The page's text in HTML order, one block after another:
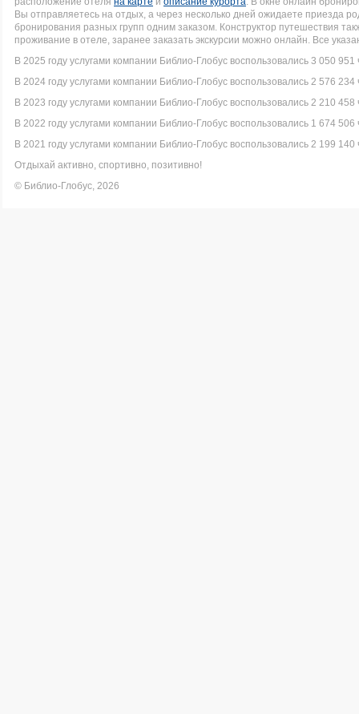
Вы отправляетесь на отдых, а через несколько дней ожидаете приезда
бронирования разных групп одним заказом. Конструктор путешествия
проживание в отеле, заранее заказать экскурсии можно онлайн. Все
В 2025 году услугами компании Библио-Глобус воспользовались 3 050 951
В 2024 году услугами компании Библио-Глобус воспользовались 2 576 234
В 2023 году услугами компании Библио-Глобус воспользовались 2 210 458
В 2022 году услугами компании Библио-Глобус воспользовались 1 674 506
В 2021 году услугами компании Библио-Глобус воспользовались 2 199 140
Отдыхай активно, спортивно, позитивно!
© Библио-Глобус, 2026